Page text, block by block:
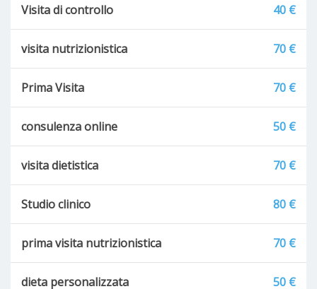
Visita di controllo 40 €
visita nutrizionistica 70 €
Prima Visita 70 €
consulenza online 50 €
visita dietistica 70 €
Studio clinico 80 €
prima visita nutrizionistica 70 €
dieta personalizzata 50 €